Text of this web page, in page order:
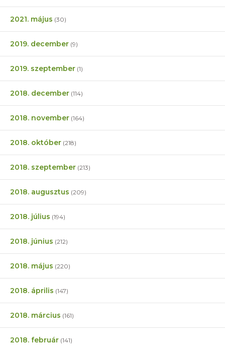
2021. május (30)
2019. december (9)
2019. szeptember (1)
2018. december (114)
2018. november (164)
2018. október (218)
2018. szeptember (213)
2018. augusztus (209)
2018. július (194)
2018. június (212)
2018. május (220)
2018. április (147)
2018. március (161)
2018. február (141)